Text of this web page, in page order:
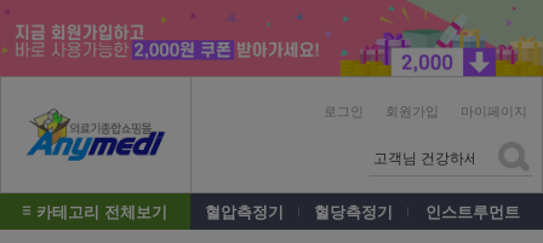
로그인 회원가입 마이페이지
카테고리 전체보기 혈압측정기 혈당측정기 인스트루먼트